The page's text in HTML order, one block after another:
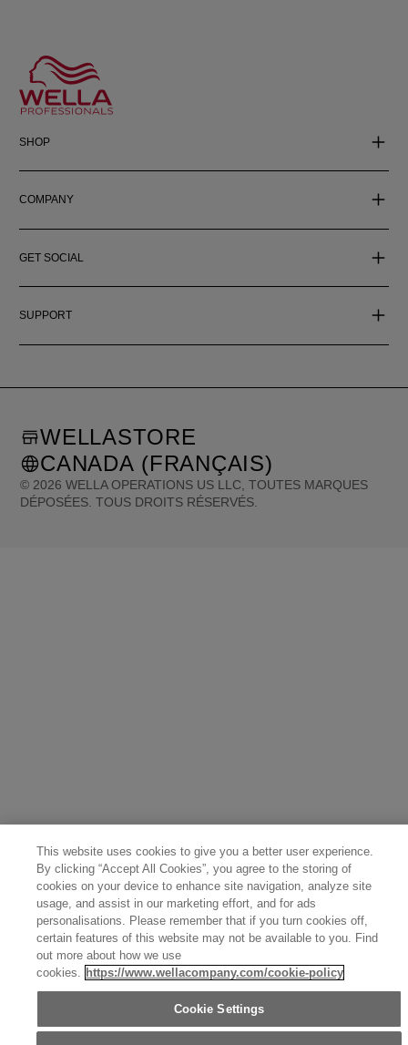
SHOP
COMPANY
GET SOCIAL
SUPPORT
© 2026 WELLA OPERATIONS US LLC, TOUTES MARQUES
DÉPOSÉES. TOUS DROITS RÉSERVÉS.
WELLASTORE
CANADA (FRANÇAIS)
This website uses cookies to give you a better user experience.
By clicking “Accept All Cookies”, you agree to the storing of
cookies on your device to enhance site navigation, analyze site
usage, and assist in our marketing effort, and for ads
personalisations. Please remember that if you turn cookies off,
certain features of this website may not be available to you. Find
out more about how we use
cookies. https://www.wellacompany.com/cookie-policy
Cookie Settings